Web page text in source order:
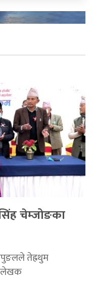
चेम्जोङका
तेह्रथुम
लेखक